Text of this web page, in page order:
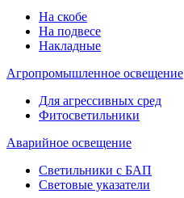
На скобе
На подвесе
Накладные
Агропромышленное освещение
Для агрессивных сред
Фитосветильники
Аварийное освещение
Светильники с БАП
Световые указатели